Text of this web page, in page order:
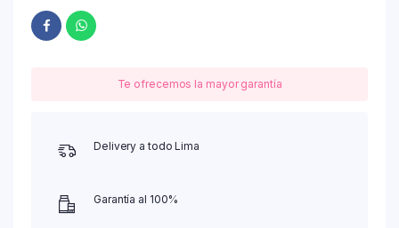
Te ofrecemos la mayor garantía
Delivery a todo Lima
Garantía al 100%